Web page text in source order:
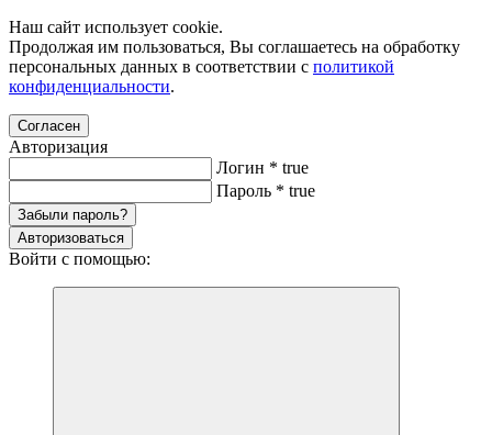
Наш сайт использует cookie.
Продолжая им пользоваться, Вы соглашаетесь на обработку
персональных данных в соответствии с политикой
конфиденциальности.
Согласен
Авторизация
Логин * true
Пароль * true
Забыли пароль?
Авторизоваться
Войти с помощью: